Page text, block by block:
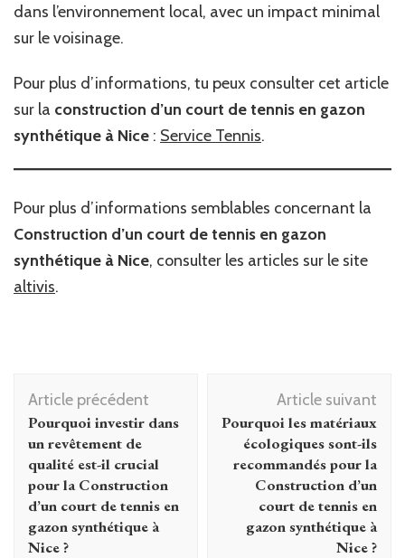
dans l’environnement local, avec un impact minimal
sur le voisinage.
Pour plus d’informations, tu peux consulter cet article
sur la construction d’un court de tennis en gazon
synthétique à Nice : Service Tennis.
Pour plus d’informations semblables concernant la
Construction d’un court de tennis en gazon
synthétique à Nice, consulter les articles sur le site
altivis.
Navigation
d'article
Article précédent
Pourquoi investir dans
un revêtement de
qualité est-il crucial
pour la Construction
d’un court de tennis en
gazon synthétique à
Nice ?
Article suivant
Pourquoi les matériaux
écologiques sont-ils
recommandés pour la
Construction d’un
court de tennis en
gazon synthétique à
Nice ?